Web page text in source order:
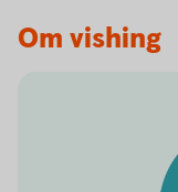
Om vishing